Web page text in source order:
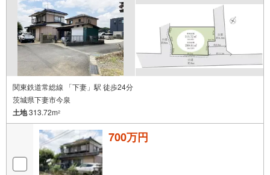
関東鉄道常総線 「下妻」駅 徒歩24分
茨城県下妻市今泉
土地313.72m2
700万円